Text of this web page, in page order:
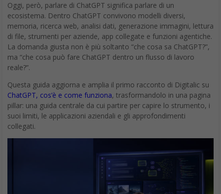
Oggi, però, parlare di ChatGPT significa parlare di un
ecosistema. Dentro ChatGPT convivono modelli diversi,
memoria, ricerca web, analisi dati, generazione immagini, lettura
di file, strumenti per aziende, app collegate e funzioni agentiche.
La domanda giusta non è più soltanto “che cosa sa ChatGPT?”,
ma “che cosa può fare ChatGPT dentro un flusso di lavoro
reale?”.
Questa guida aggiorna e amplia il primo racconto di Digitalic su
ChatGPT, cos’è e come funziona, trasformandolo in una pagina
pillar: una guida centrale da cui partire per capire lo strumento, i
suoi limiti, le applicazioni aziendali e gli approfondimenti
collegati.